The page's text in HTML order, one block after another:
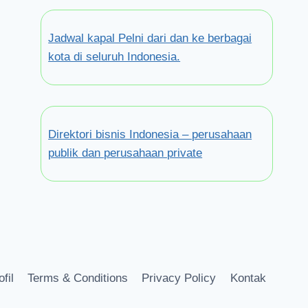
Jadwal kapal Pelni dari dan ke berbagai
kota di seluruh Indonesia.
Direktori bisnis Indonesia – perusahaan
publik dan perusahaan private
Terms & Conditions Privacy Policy Kontak